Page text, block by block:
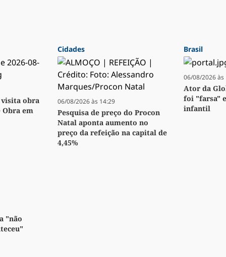
visita obra
Obra em
Cidades
06/08/2026 às 14:29
Pesquisa de preço do Procon
Natal aponta aumento no
preço da refeição na capital de
4,45%
Brasil
06/08/2026 às
Ator da
foi "farsa"
infantil
"não